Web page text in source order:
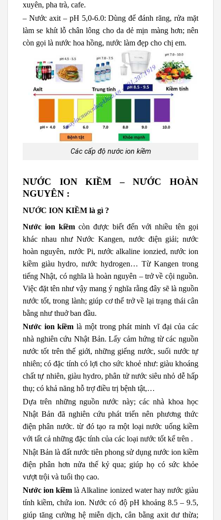
xuyên, pha trà, cafe.
– Nước axit – pH 5,0-6.0: Dùng để đánh răng, rửa mặt
làm se khít lỗ chân lông cho da dẻ mịn màng hơn; nên
còn gọi là nước hoa hồng, nước làm đẹp cho chị em.
Các cấp độ nước ion kiềm
NƯỚC ION KIỀM – NƯỚC HOÀN
NGUYÊN :
NƯỚC ION KIỀM là gì ?
Nước ion kiềmcòn được biết đến với nhiều tên gọi
khác nhau như Nước Kangen, nước điện giải; nước
hoàn nguyên, nước Pi, nước alkaline ionzied, nước ion
kiềm giàu hydro, nước hydrogen… Từ Kangen trong
tiếng Nhật, có nghĩa là hoàn nguyên – trở về cội nguồn.
Việc đặt tên như vậy mang ý nghĩa rằng đây sẽ là nguồn
nước tốt, trong lành; giúp cơ thể trở về lại trạng thái cân
bằng như thuở ban đầu.
Nước ion kiềm là một trong phát minh vĩ đại của các
nhà nghiên cứu Nhật Bản. Lấy cảm hứng từ các nguồn
nước tốt trên thế giới, những giếng nước, suối nước tự
nhiên; có đặc tính có lợi cho sức khoẻ như: giàu khoáng
chất tự nhiên, giàu hydro, phân tử nước siêu nhỏ dễ hấp
thụ; có khả năng hỗ trợ điều trị bệnh tật,…
Dựa trên những nguồn nước này; các nhà khoa học
Nhật Bản đã nghiên cứu phát triển nên phương thức
điện phân nước. từ đó tạo ra một loại nước uống kiềm
với tất cả những đặc tính của các loại nước tốt kể trên .
Nhật Bản là đất nước tiên phong sử dụng nước ion kiềm
điện phân hơn nửa thế kỷ qua; giúp họ có sức khỏe
vượt trội và tuổi thọ cao.
Nước ion kiềm là Alkaline ionized water hay nước giàu
tính kiềm, chứa ion. Nước có độ pH khoảng 8.5 – 9.5,
giúp tăng cường hệ miễn dịch, cân bằng axit dư thừa;